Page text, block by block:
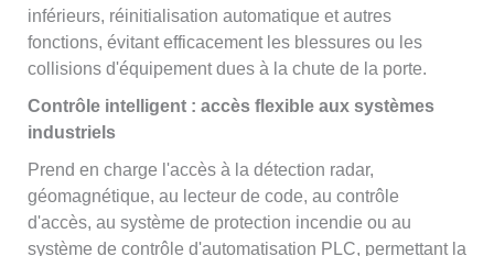
inférieurs, réinitialisation automatique et autres
fonctions, évitant efficacement les blessures ou les
collisions d'équipement dues à la chute de la porte.
Contrôle intelligent : accès flexible aux systèmes
industriels
Prend en charge l'accès à la détection radar,
géomagnétique, au lecteur de code, au contrôle
d'accès, au système de protection incendie ou au
système de contrôle d'automatisation PLC, permettant la